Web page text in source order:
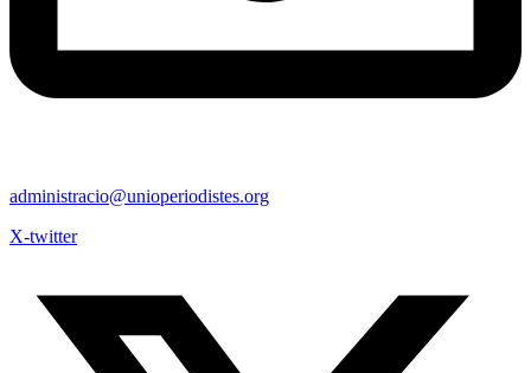
administracio@unioperiodistes.org
X-twitter